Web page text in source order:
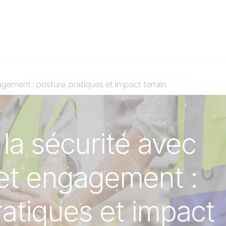
: posture, pratiques et impact terrain
sécurité avec
engagement :
et impact